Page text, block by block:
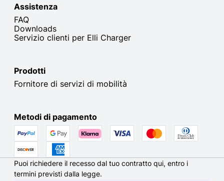
Assistenza
FAQ
Downloads
Servizio clienti per Elli Charger
Prodotti
Fornitore di servizi di mobilità
Metodi di pagamento
Puoi richiedere il recesso dal tuo contratto qui, entro i
termini previsti dalla legge.